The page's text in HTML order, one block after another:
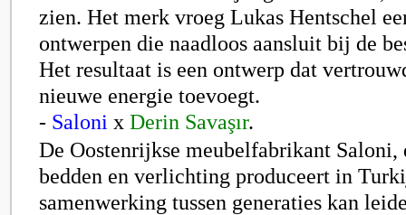
zien. Het merk vroeg Lukas Hentschel
ontwerpen die naadloos aansluit bij de
Het resultaat is een ontwerp dat
nieuwe energie toevoegt.
- Saloni x Derin Savaşır.
De Oostenrijkse meubelfabrikant Saloni,
bedden en verlichting produceert in
samenwerking tussen generaties kan